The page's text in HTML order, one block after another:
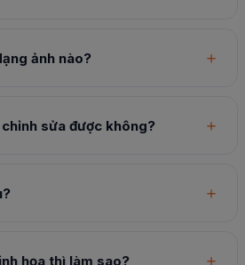
ảnh nào?
sửa được không?
họa thì làm sao?